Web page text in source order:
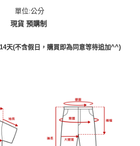
單位:公分
現貨 預購制
天(不含假日，購買即為同意等待追加^^)